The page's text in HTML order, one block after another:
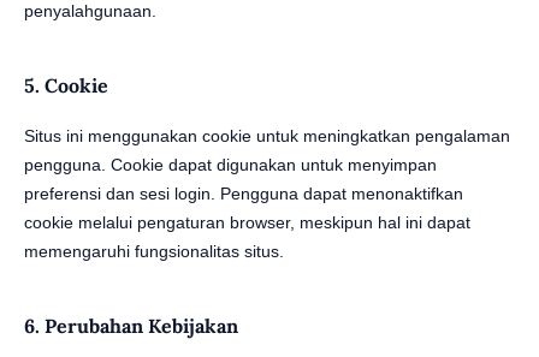
penyalahgunaan.
5. Cookie
Situs ini menggunakan cookie untuk meningkatkan pengalaman
pengguna. Cookie dapat digunakan untuk menyimpan
preferensi dan sesi login. Pengguna dapat menonaktifkan
cookie melalui pengaturan browser, meskipun hal ini dapat
memengaruhi fungsionalitas situs.
6. Perubahan Kebijakan